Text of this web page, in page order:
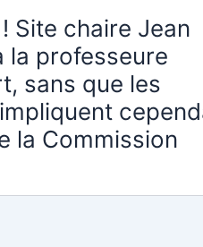
Site chaire Jean
la professeure
sans que les
la Commission